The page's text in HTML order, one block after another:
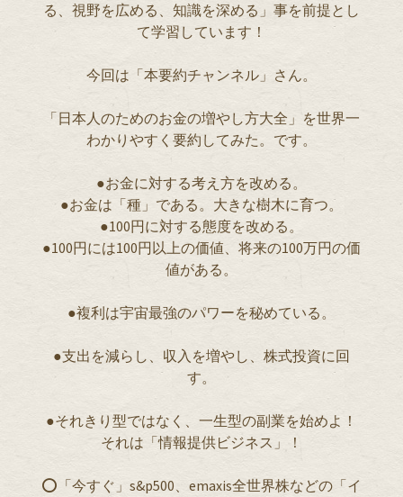
る、視野を広める、知識を深める」事を前提とし
て学習しています！
今回は「本要約チャンネル」さん。
「日本人のためのお金の増やし方大全」を世界一
わかりやすく要約してみた。です。
●お金に対する考え方を改める。
●お金は「種」である。大きな樹木に育つ。
●100円に対する態度を改める。
●100円には100円以上の価値、将来の100万円の価
値がある。
●複利は宇宙最強のパワーを秘めている。
●支出を減らし、収入を増やし、株式投資に回
す。
●それきり型ではなく、一生型の副業を始めよ！
それは「情報提供ビジネス」！
⭕️「今すぐ」s&p500、emaxis全世界株などの「イ